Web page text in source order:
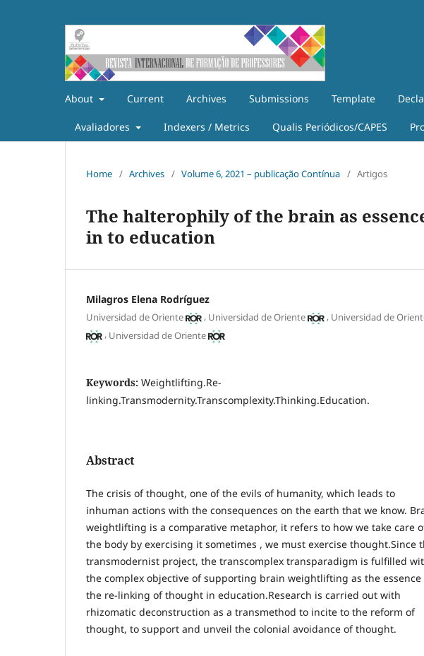
About Current Archives Submissions Template
Avaliadores Indexers / Metrics Qualis Periódicos/CAPES
Home / Archives / Volume 6, 2021 – publicação Contínua / Artigos
The halterophily of the brain as
in to education
Milagros Elena Rodríguez
Universidad de Oriente , Universidad de Oriente , Universidad de
, Universidad de Oriente
Keywords: Weightlifting.Re-
linking.Transmodernity.Transcomplexity.Thinking.Education.
Abstract
The crisis of thought, one of the evils of humanity, which leads to
inhuman actions with the consequences on the earth that we know.
weightlifting is a comparative metaphor, it refers to how we take care
the body by exercising it sometimes , we must exercise thought.Since
transmodernist project, the transcomplex transparadigm is fulfilled
the complex objective of supporting brain weightlifting as the essence
the re-linking of thought in education.Research is carried out with
rhizomatic deconstruction as a transmethod to incite to the reform of
thought, to support and unveil the colonial avoidance of thought.